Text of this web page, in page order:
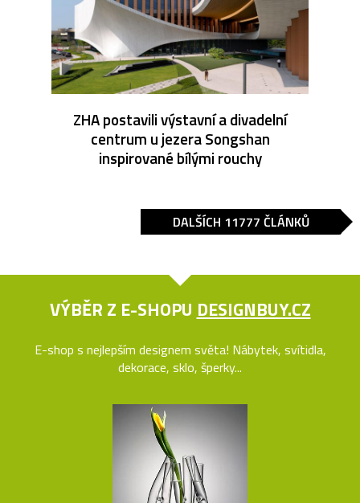
ZHA postavili výstavní a divadelní
centrum u jezera Songshan
inspirované bílými rouchy
DALŠÍCH 11777 ČLÁNKŮ
VÝBĚR Z E-SHOPU DESIGNBUY.CZ
E-shop s nejlepším designem světa! Nábytek, svítidla,
dekorace, sklo, šperky...